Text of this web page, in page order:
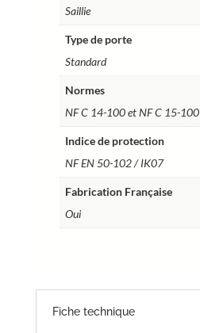
Saillie
Type de porte
Standard
Normes
NF C 14-100 et NF C 15-100
Indice de protection
NF EN 50-102 / IK07
Fabrication Française
Oui
Fiche technique